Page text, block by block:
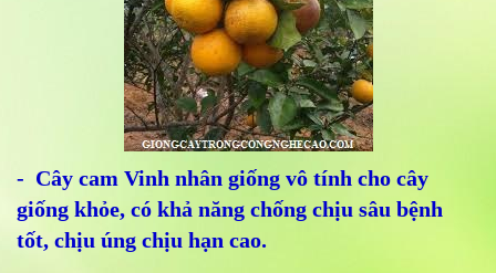
- Cây cam Vinh nhân giống vô tính cho cây
giống khỏe, có khả năng chống chịu sâu bệnh
tốt, chịu úng chịu hạn cao.